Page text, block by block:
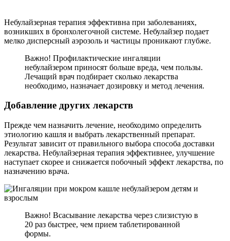
Небулайзерная терапия эффективна при заболеваниях,
возникших в бронхолегочной системе. Небулайзер подает
мелко дисперсный аэрозоль и частицы проникают глубже.
Важно! Профилактические ингаляции
небулайзером приносят больше вреда, чем пользы.
Лечащий врач подбирает сколько лекарства
необходимо, назначает дозировку и метод лечения.
Добавление других лекарств
Прежде чем назначить лечение, необходимо определить
этиологию кашля и выбрать лекарственный препарат.
Результат зависит от правильного выбора способа доставки
лекарства. Небулайзерная терапия эффективнее, улучшение
наступает скорее и снижается побочный эффект лекарства, по
назначению врача.
Важно! Всасывание лекарства через слизистую в
20 раз быстрее, чем прием таблетированной
формы.